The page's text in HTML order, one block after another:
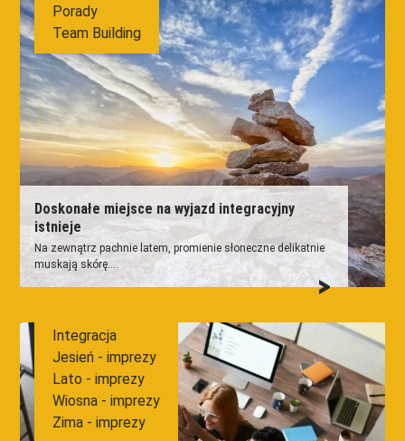
Doskonałe miejsce na wyjazd integracyjny
istnieje
Na zewnątrz pachnie latem, promienie słoneczne delikatnie
muskają skórę....
Porady
Team Building
Integracja
Jesień - imprezy
Lato - imprezy
Wiosna - imprezy
Zima - imprezy